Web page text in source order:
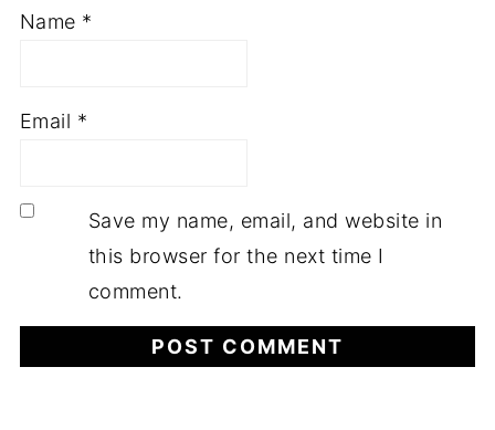
Name *
Email *
Save my name, email, and website in
this browser for the next time I
comment.